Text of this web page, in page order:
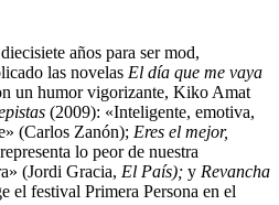
años para ser mod,
las novelas El día que me vaya
un humor vigorizante, Kiko Amat
(2009): «Inteligente, emotiva,
(Carlos Zanón); Eres el mejor,
lo peor de nuestra
(Jordi Gracia, El País); y Revancha
el festival Primera Persona en el